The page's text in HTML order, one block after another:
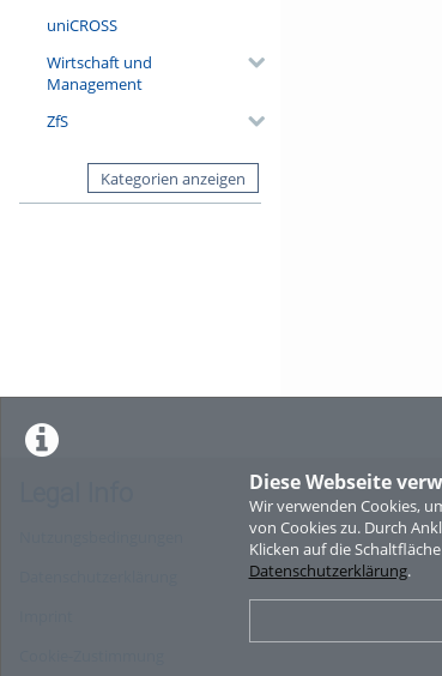
Diese Webseite
Wir verwenden Cookies,
von Cookies zu. Durch
Klicken auf die
Datenschutzerklärung.
uniCROSS
Wirtschaft und
Management
ZfS
Kategorien anzeigen